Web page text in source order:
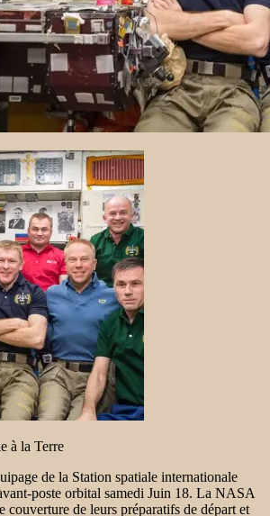
à la Terre
de la Station spatiale internationale
poste orbital samedi Juin 18. La NASA
couverture de leurs préparatifs de départ et